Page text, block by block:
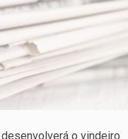
o vindeiro